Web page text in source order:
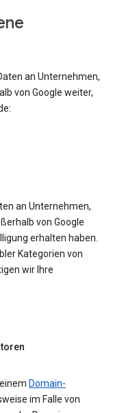
an Unternehmen,
von Google weiter,
an Unternehmen,
von Google
erhalten haben.
Kategorien von
wir Ihre
Domain-
im Falle von